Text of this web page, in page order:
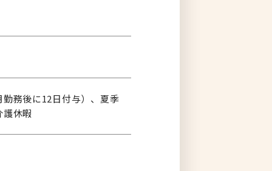
務後に12日付与）、夏季
護休暇